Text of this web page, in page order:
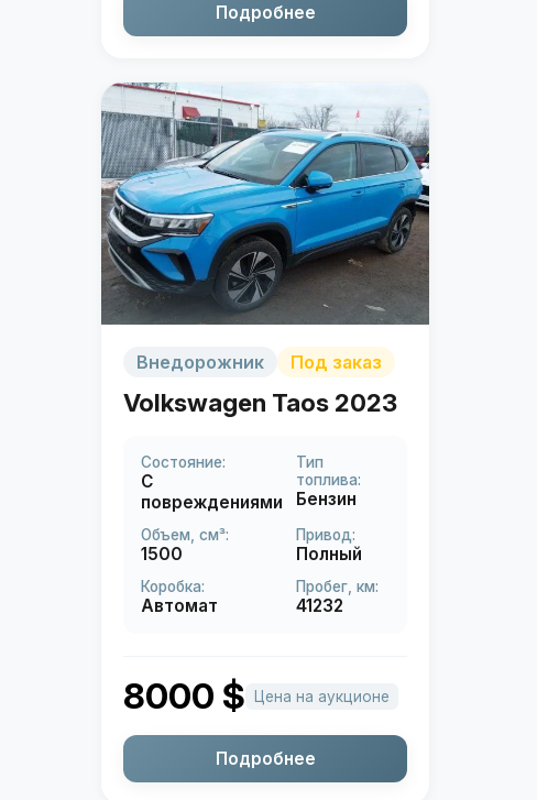
Подробнее
Внедорожник Под заказ
Volkswagen Taos 2023
Состояние:
С
повреждениями
Тип
топлива:
Бензин
Объем, см³:
1500
Привод:
Полный
Коробка:
Автомат
Пробег, км:
41232
8000 $ Цена на аукционе
Подробнее